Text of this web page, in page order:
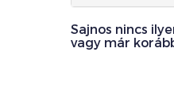
Sajnos nincs
vagy már